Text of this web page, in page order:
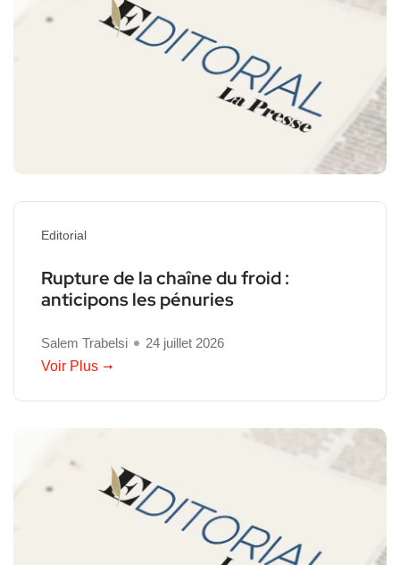
Editorial
Rupture de la chaîne du froid :
anticipons les pénuries
Salem Trabelsi
24 juillet 2026
Voir Plus